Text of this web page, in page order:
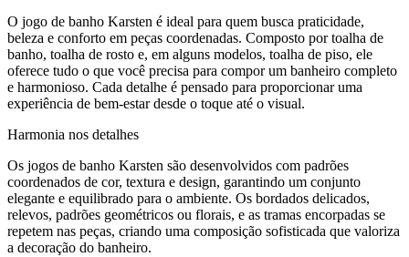
O jogo de banho Karsten é ideal para quem busca praticidade,
beleza e conforto em peças coordenadas. Composto por toalha de
banho, toalha de rosto e, em alguns modelos, toalha de piso, ele
oferece tudo o que você precisa para compor um banheiro completo
e harmonioso. Cada detalhe é pensado para proporcionar uma
experiência de bem-estar desde o toque até o visual.
Harmonia nos detalhes
Os jogos de banho Karsten são desenvolvidos com padrões
coordenados de cor, textura e design, garantindo um conjunto
elegante e equilibrado para o ambiente. Os bordados delicados,
relevos, padrões geométricos ou florais, e as tramas encorpadas se
repetem nas peças, criando uma composição sofisticada que valoriza
a decoração do banheiro.